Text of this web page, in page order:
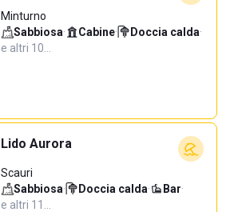
Minturno
Sabbiosa· Cabine· Doccia calda·
e altri 10…
Lido Aurora
Scauri
Sabbiosa· Doccia calda· Bar·
e altri 11…